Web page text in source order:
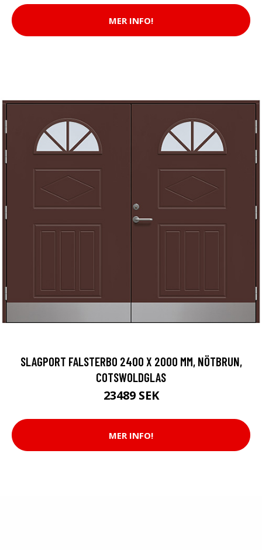
MER INFO!
SLAGPORT FALSTERBO 2400 X 2000 MM, NÖTBRUN,
COTSWOLDGLAS
23489 SEK
MER INFO!